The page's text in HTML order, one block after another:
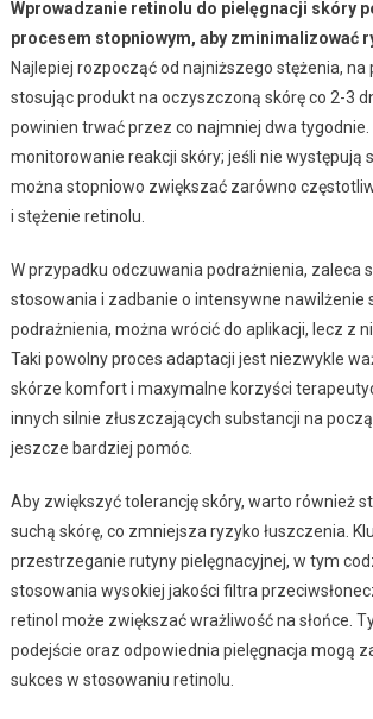
Wprowadzanie retinolu do pielęgnacji skóry
procesem stopniowym, aby zminimalizować
Najlepiej rozpocząć od najniższego stężenia, na
stosując produkt na oczyszczoną skórę co 2-3
powinien trwać przez co najmniej dwa
monitorowanie reakcji skóry; jeśli nie występują
można stopniowo zwiększać zarówno
i stężenie retinolu.
W przypadku odczuwania podrażnienia, zaleca
stosowania i zadbanie o intensywne nawilżenie
podrażnienia, można wrócić do aplikacji, lecz z
Taki powolny proces adaptacji jest niezwykle
skórze komfort i maxymalne korzyści
innych silnie złuszczających substancji na
jeszcze bardziej pomóc.
Aby zwiększyć tolerancję skóry, warto również
suchą skórę, co zmniejsza ryzyko łuszczenia.
przestrzeganie rutyny pielęgnacyjnej, w tym
stosowania wysokiej jakości filtra
retinol może zwiększać wrażliwość na słońce.
podejście oraz odpowiednia pielęgnacja mogą
sukces w stosowaniu retinolu.